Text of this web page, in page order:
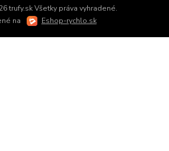
trufy.sk Všetky práva vyhradené.
na
Eshop-rychlo.sk